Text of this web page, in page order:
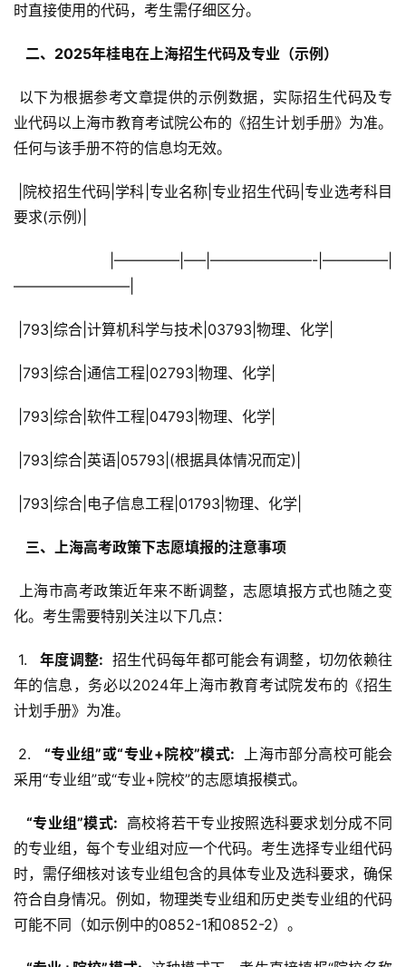
时直接使用的代码，考生需仔细区分。
  二、2025年桂电在上海招生代码及专业（示例）
业代码以上海市教育考试院公布的《招生计划手册》为准。
任何与该手册不符的信息均无效。
要求(示例)|
————————|
|793|综合|计算机科学与技术|03793|物理、化学|
|793|综合|通信工程|02793|物理、化学|
|793|综合|软件工程|04793|物理、化学|
|793|综合|英语|05793|(根据具体情况而定)|
|793|综合|电子信息工程|01793|物理、化学|
  三、上海高考政策下志愿填报的注意事项
化。考生需要特别关注以下几点：
1.
  年度调整:
招生代码每年都可能会有调整，切勿依赖往
年的信息，务必以2024年上海市教育考试院发布的《招生
计划手册》为准。
2.
  “专业组”或“专业+院校”模式:
上海市部分高校可能会
采用“专业组”或“专业+院校”的志愿填报模式。
  “专业组”模式:
高校将若干专业按照选科要求划分成不同
的专业组，每个专业组对应一个代码。考生选择专业组代码
时，需仔细核对该专业组包含的具体专业及选科要求，确保
符合自身情况。例如，物理类专业组和历史类专业组的代码
可能不同（如示例中的0852-1和0852-2）。